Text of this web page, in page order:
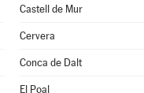
Castell de Mur
Cervera
Conca de Dalt
El Poal